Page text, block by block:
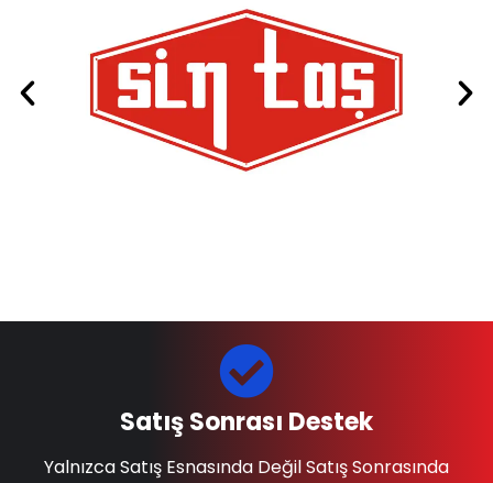
Satış Sonrası Destek
Yalnızca Satış Esnasında Değil Satış Sonrasında